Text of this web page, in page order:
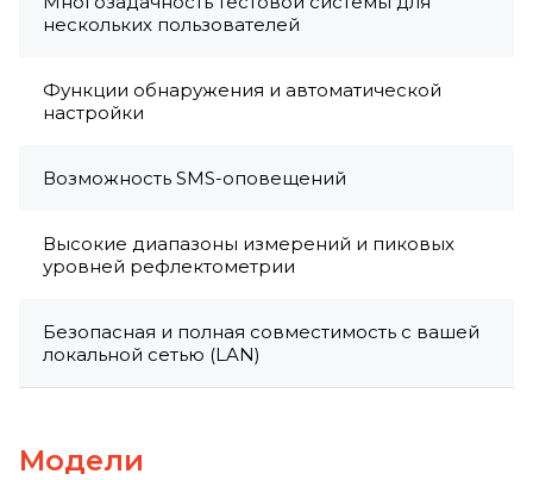
нескольких пользователей
Функции обнаружения и автоматической
настройки
Возможность SMS-оповещений
Высокие диапазоны измерений и пиковых
уровней рефлектометрии
Безопасная и полная совместимость с вашей
локальной сетью (LAN)
Модели